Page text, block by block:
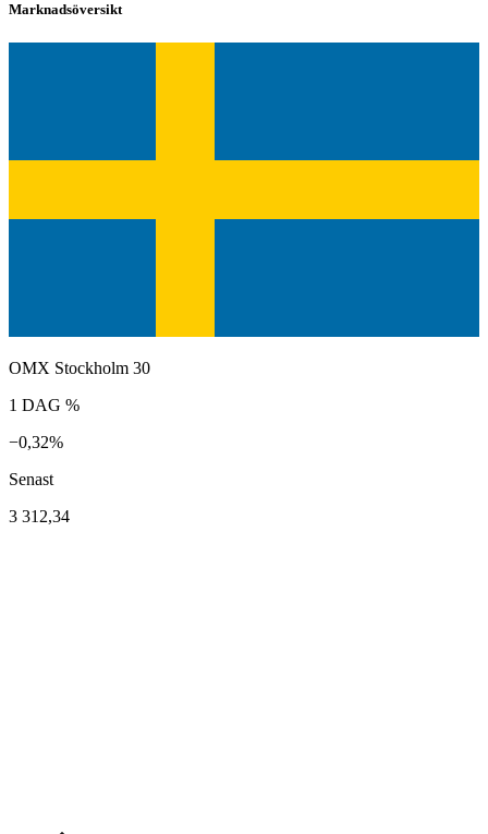
Marknadsöversikt
OMX Stockholm 30
1 DAG %
−0,32%
Senast
3 312,34